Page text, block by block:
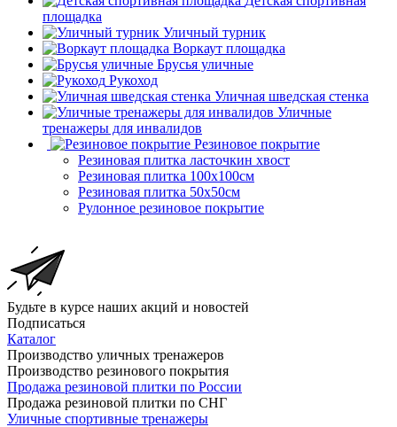
площадка
Уличный турник
Воркаут площадка
Брусья уличные
Рукоход
Уличная шведская стенка
Уличные
тренажеры для инвалидов
Резиновое покрытие
Резиновая плитка ласточкин хвост
Резиновая плитка 100х100см
Резиновая плитка 50х50см
Рулонное резиновое покрытие
Будьте в курсе наших акций и новостей
Подписаться
Каталог
Производство уличных тренажеров
Производство резинового покрытия
Продажа резиновой плитки по России
Продажа резиновой плитки по СНГ
Уличные спортивные тренажеры